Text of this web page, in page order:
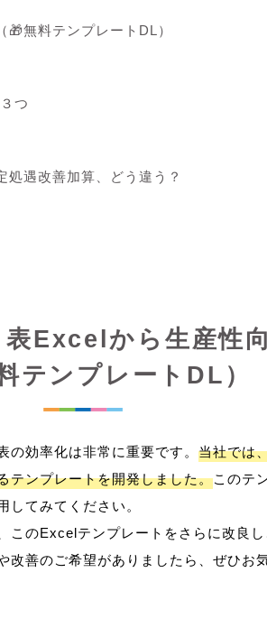
無料テンプレートDL）
つ
遇改善加算、どう違う？
Excelから生産性向
テンプレートDL）
効率化は非常に重要です。 当社では
テンプレートを開発しました。このテ
してみてください。
このExcelテンプレートをさらに改良
改善のご希望がありましたら、ぜひお